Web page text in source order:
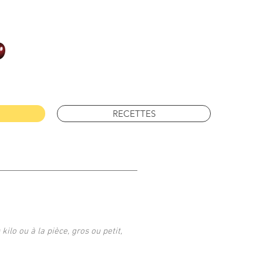
RECETTES
ou à la pièce, gros ou petit,